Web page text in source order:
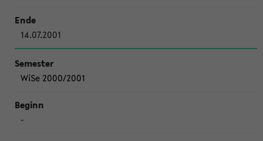
14.07.2001
WiSe 2000/2001
-